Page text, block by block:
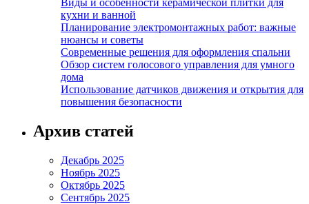
Виды и особенности керамической плитки для
кухни и ванной
Планирование электромонтажных работ: важные
нюансы и советы
Современные решения для оформления спальни
Обзор систем голосового управления для умного
дома
Использование датчиков движения и открытия для
повышения безопасности
Архив статей
Декабрь 2025
Ноябрь 2025
Октябрь 2025
Сентябрь 2025